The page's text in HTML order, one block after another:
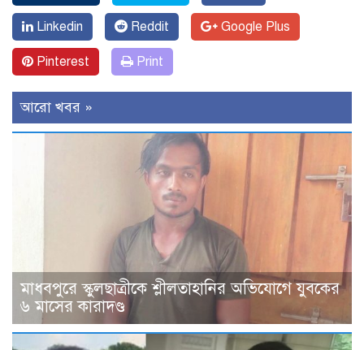
Linkedin Reddit Google Plus
Pinterest Print
আরো খবর »
মাধবপুরে স্কুলছাত্রীকে শ্লীলতাহানির অভিযোগে যুবকের
৬ মাসের কারাদণ্ড